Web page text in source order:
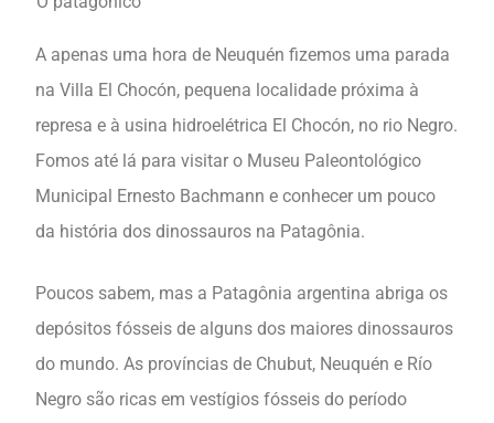
A apenas uma hora de Neuquén fizemos uma parada
na Villa El Chocón, pequena localidade próxima à
represa e à usina hidroelétrica El Chocón, no rio Negro.
Fomos até lá para visitar o Museu Paleontológico
Municipal Ernesto Bachmann e conhecer um pouco
da história dos dinossauros na Patagônia.
Poucos sabem, mas a Patagônia argentina abriga os
depósitos fósseis de alguns dos maiores dinossauros
do mundo. As províncias de Chubut, Neuquén e Río
Negro são ricas em vestígios fósseis do período